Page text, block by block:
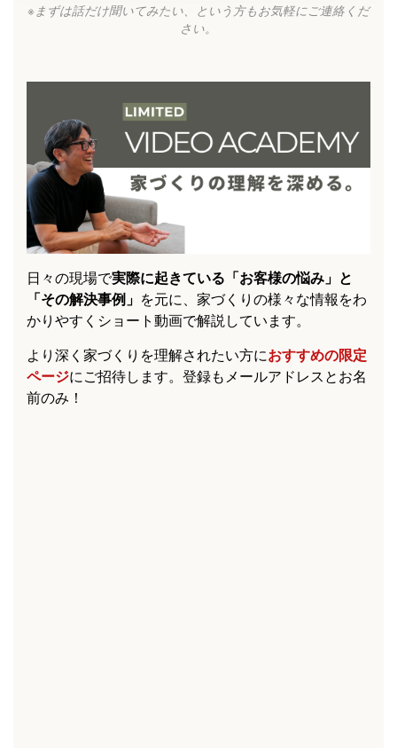
※まずは話だけ聞いてみたい、という方もお気軽にご連絡くだ
さい。
日々の現場で実際に起きている「お客様の悩み」と
「その解決事例」 を元に、家づくりの様々な情報をわ
かりやすくショート動画で解説しています。
より深く家づくりを理解されたい方におすすめの限定
ページにご招待します。登録もメールアドレスとお名
前のみ！